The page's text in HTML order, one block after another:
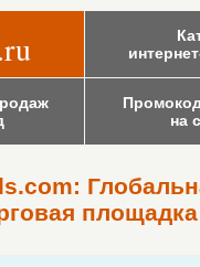
на
площадка